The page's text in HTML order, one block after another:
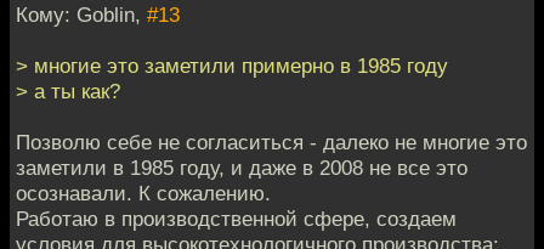
Кому: Goblin, #13
> многие это заметили примерно в 1985 году
> а ты как?
Позволю себе не согласиться - далеко не многие это
заметили в 1985 году, и даже в 2008 не все это
осознавали. К сожалению.
Работаю в производственной сфере, создаем
условия для высокотехнологичного производства: